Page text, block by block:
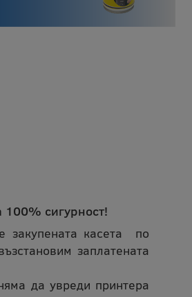
100% сигурност!
закупената касета по
заплатената
да увреди принтера